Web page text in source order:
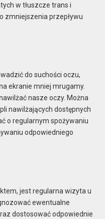
w tłuszcze trans i
zmniejszenia przepływu
do suchości oczu,
ekranie mniej mrugamy.
nasze oczy. Można
nawilżających dostępnych
o regularnym spożywaniu
odpowiedniego
jest regularna wizyta u
ewentualne
dostosować odpowiednie